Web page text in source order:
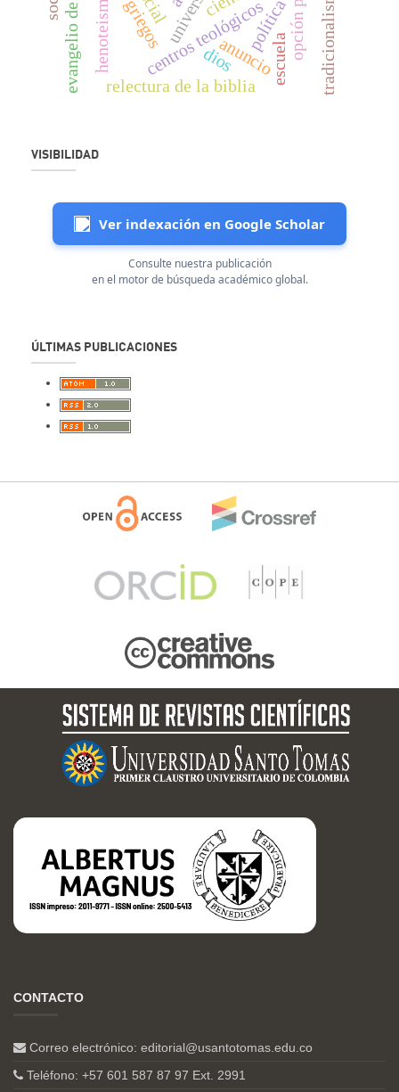
centros teológicos
relectura de la biblia
henoteismo anuncio
política
dios escuela
VISIBILIDAD
Ver indexación en Google Scholar
Consulte nuestra publicación
en el motor de búsqueda académico global.
ÚLTIMAS PUBLICACIONES
CONTACTO
Correo electrónico: editorial@usantotomas.edu.co
Teléfono: +57 601 587 87 97 Ext. 2991